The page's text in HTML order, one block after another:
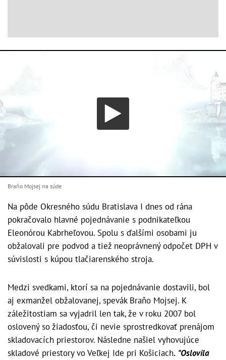
Braňo Mojsej na súde
Na pôde Okresného súdu Bratislava I dnes od rána
pokračovalo hlavné pojednávanie s podnikateľkou
Eleonórou Kabrheľovou. Spolu s ďalšími osobami ju
obžalovali pre podvod a tiež neoprávnený odpočet DPH v
súvislosti s kúpou tlačiarenského stroja.
Medzi svedkami, ktorí sa na pojednávanie dostavili, bol
aj exmanžel obžalovanej, spevák Braňo Mojsej. K
záležitostiam sa vyjadril len tak, že v roku 2007 bol
oslovený so žiadosťou, či nevie sprostredkovať prenájom
skladovacích priestorov. Následne našiel vyhovujúce
skladové priestory vo Veľkej Ide pri Košiciach. "Oslovila